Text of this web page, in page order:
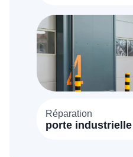
Réparation
porte